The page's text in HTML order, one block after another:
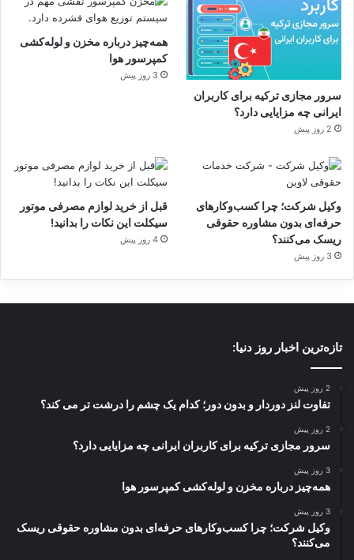
سرور مجازی ترکیه برای کاربران
ایرانی چه مزایایی دارد؟
2 روز پیش
همه‌چیز درباره مخزن و لوله‌کشی
کمپرسور هوا
3 روز پیش
وکیل شرکت؛ چرا کسب‌وکارهای
حرفه‌ای بدون مشاوره حقوقی
ریسک می‌کنند؟
3 روز پیش
قبل از خرید لوازم مصرفی موتور
سیکلت این نکات را بدانید!
4 روز پیش
تازه‌ترین اخبار روز دنیا:
2 روز پیش
تفاوت لنز دوردار و بدون دور؛ کدام یک چشم را درشت تر می کند؟
2 روز پیش
سرور مجازی ترکیه برای کاربران ایرانی چه مزایایی دارد؟
3 روز پیش
همه‌چیز درباره مخزن و لوله‌کشی کمپرسور هوا
3 روز پیش
وکیل شرکت؛ چرا کسب‌وکارهای حرفه‌ای بدون مشاوره حقوقی ریسک
می‌کنند؟